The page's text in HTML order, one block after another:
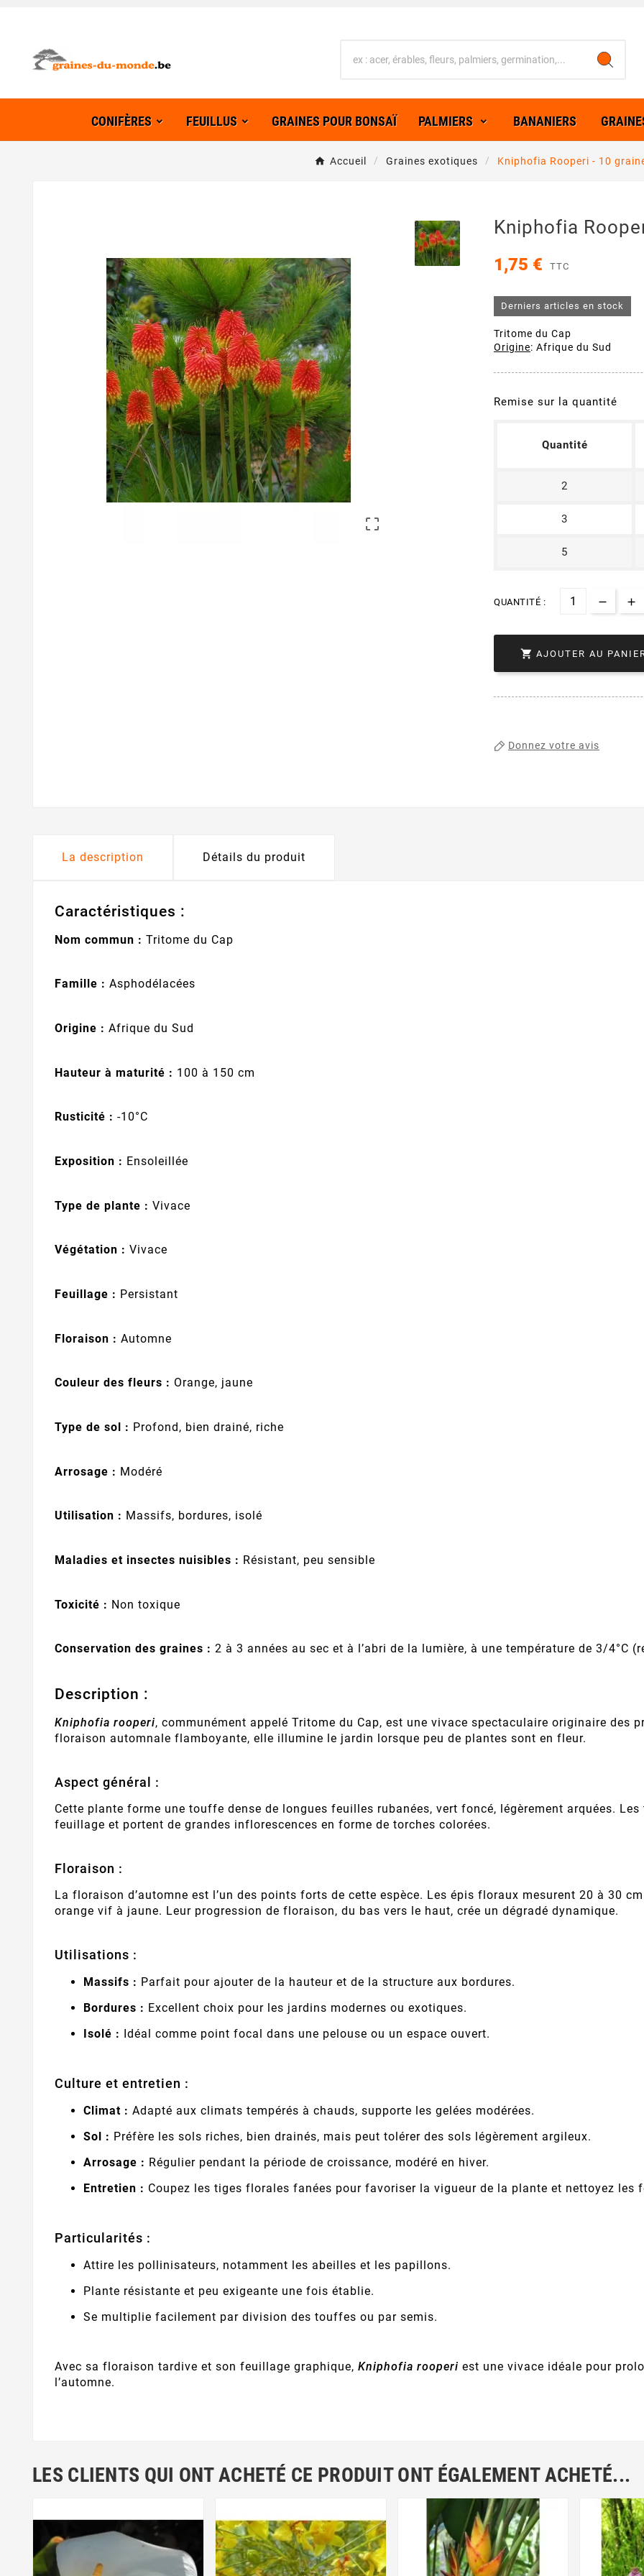
CONIFÈRES FEUILLUS GRAINES POUR BONSAÏ PALMIERS BANANIERS
Accueil Graines exotiques Kniphofia Rooperi - 10

Kniphofia
1,75 € TTC
Derniers articles en stock
Tritome du Cap
Origine: Afrique du Sud
Remise sur la quantité
Quantité
2
3
5
QUANTITÉ :
 AJOUTER AU
Donnez votre avis
La description Détails du produit
Caractéristiques :
Nom commun : Tritome du Cap
Famille : Asphodélacées
Origine : Afrique du Sud
Hauteur à maturité : 100 à 150 cm
Rusticité : -10°C
Exposition : Ensoleillée
Type de plante : Vivace
Végétation : Vivace
Feuillage : Persistant
Floraison : Automne
Couleur des fleurs : Orange, jaune
Type de sol : Profond, bien drainé, riche
Arrosage : Modéré
Utilisation : Massifs, bordures, isolé
Maladies et insectes nuisibles : Résistant, peu sensible
Toxicité : Non toxique
Conservation des graines : 2 à 3 années au sec et à l’abri de la lumière, à une température de 3/4°C
Description :
Kniphofia rooperi, communément appelé Tritome du Cap, est une vivace spectaculaire originaire des
floraison automnale flamboyante, elle illumine le jardin lorsque peu de plantes sont en fleur.
Aspect général :
Cette plante forme une touffe dense de longues feuilles rubanées, vert foncé, légèrement arquées.
feuillage et portent de grandes inflorescences en forme de torches colorées.
Floraison :
La floraison d’automne est l’un des points forts de cette espèce. Les épis floraux mesurent 20 à 30
orange vif à jaune. Leur progression de floraison, du bas vers le haut, crée un dégradé dynamique.
Utilisations :
Massifs : Parfait pour ajouter de la hauteur et de la structure aux bordures.
Bordures : Excellent choix pour les jardins modernes ou exotiques.
Isolé : Idéal comme point focal dans une pelouse ou un espace ouvert.
Culture et entretien :
Climat : Adapté aux climats tempérés à chauds, supporte les gelées modérées.
Sol : Préfère les sols riches, bien drainés, mais peut tolérer des sols légèrement argileux.
Arrosage : Régulier pendant la période de croissance, modéré en hiver.
Entretien : Coupez les tiges florales fanées pour favoriser la vigueur de la plante et nettoyez les
Particularités :
Attire les pollinisateurs, notamment les abeilles et les papillons.
Plante résistante et peu exigeante une fois établie.
Se multiplie facilement par division des touffes ou par semis.
Avec sa floraison tardive et son feuillage graphique, Kniphofia rooperi est une vivace idéale pour
l’automne.
LES CLIENTS QUI ONT ACHETÉ CE PRODUIT ONT ÉGALEMENT ACHETÉ...